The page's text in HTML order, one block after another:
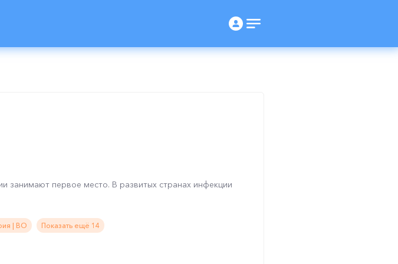
занимают первое место. В развитых странах инфекции
| ВО Показать ещё 14